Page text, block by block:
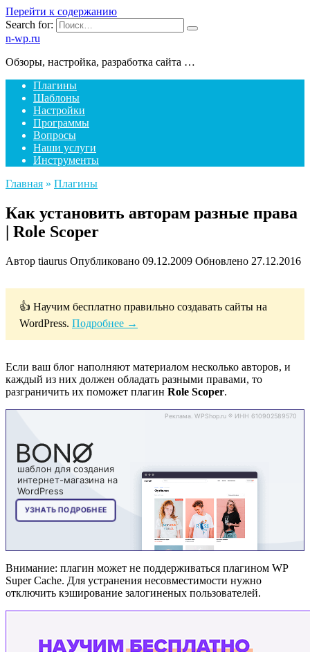
Перейти к содержанию
Search for:
n-wp.ru
Обзоры, настройка, разработка сайта …
Плагины
Шаблоны
Настройки
Программы
Вопросы
Наши услуги
Инструменты
Главная » Плагины
Как установить авторам разные права
| Role Scoper
Автор tiaurus Опубликовано 09.12.2009 Обновлено 27.12.2016
👍 Научим бесплатно правильно создавать сайты на
WordPress. Подробнее →
Если ваш блог наполняют материалом несколько авторов, и
каждый из них должен обладать разными правами, то
разграничить их поможет плагин Role Scoper.
Внимание: плагин может не поддерживаться плагином WP
Super Cache. Для устранения несовместимости нужно
отключить кэширование залогиненых пользователей.